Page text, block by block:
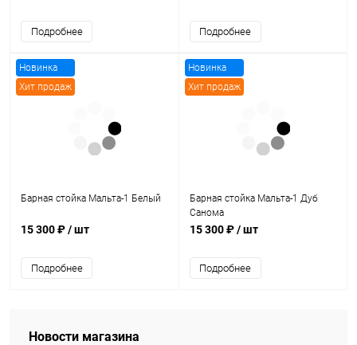
Подробнее Подробнее
Новинка
Хит продаж
Барная стойка Мальта-1 Белый
15 300 ₽/ шт
Подробнее
Новинка
Хит продаж
Барная стойка Мальта-1 Дуб
Санома
15 300 ₽/ шт
Подробнее
Новости магазина